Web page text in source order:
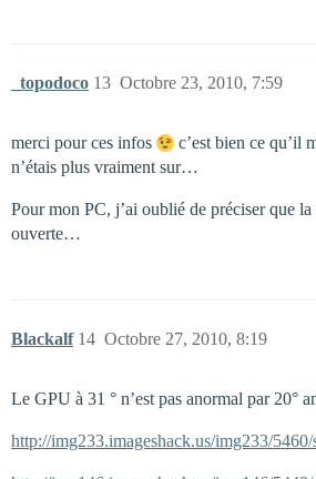
_topodoco Octobre 23, 2010, 7:59
13
merci pour ces infos
c’est bien ce qu’il
n’étais plus vraiment sur…
Pour mon PC, j’ai oublié de préciser que
ouverte…
Blackalf Octobre 27, 2010, 8:19
14
Le GPU à 31 ° n’est pas anormal par 20°
http://img233.imageshack.us/img233/